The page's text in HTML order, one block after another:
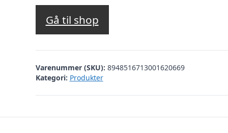
Gå til shop
Varenummer (SKU): 8948516713001620669
Kategori: Produkter